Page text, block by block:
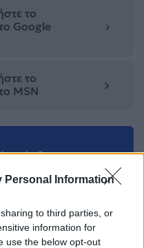
Personal Information
to third parties, or
information for
use the below opt-out
το
Google
το
MSN
το άρθρο